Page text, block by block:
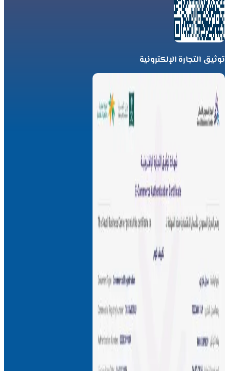
توثيق التجارة الإلكترونية